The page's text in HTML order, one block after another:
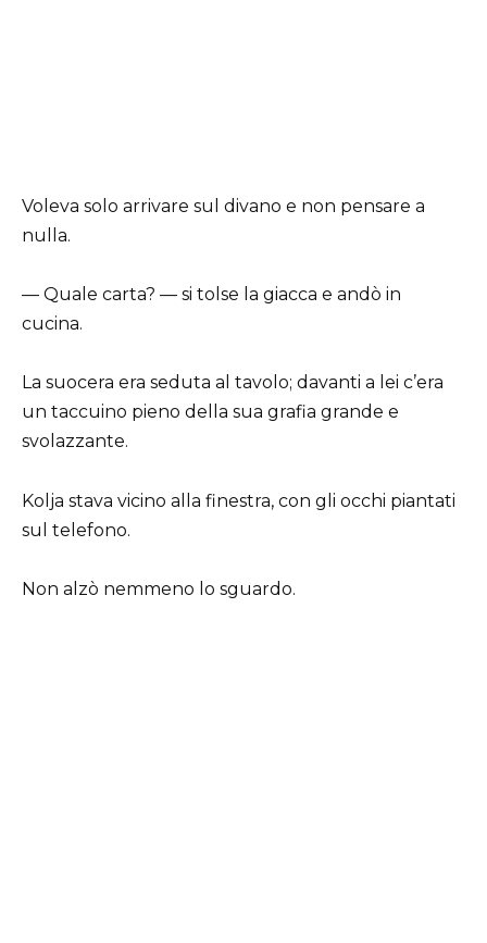
Voleva solo arrivare sul divano e non pensare a
nulla.
— Quale carta? — si tolse la giacca e andò in
cucina.
La suocera era seduta al tavolo; davanti a lei c’era
un taccuino pieno della sua grafia grande e
svolazzante.
Kolja stava vicino alla finestra, con gli occhi piantati
sul telefono.
Non alzò nemmeno lo sguardo.